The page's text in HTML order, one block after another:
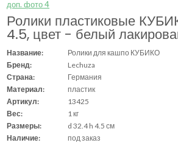
Ролики пластиковые
4.5, цвет - белый
Название:
Ролики для кашпо КУБИКО
Бренд:
Lechuza
Страна:
Германия
Материал:
пластик
Артикул:
13425
Вес:
1 кг
Размеры:
d 32.4 h 4.5 см
Наличие:
под заказ